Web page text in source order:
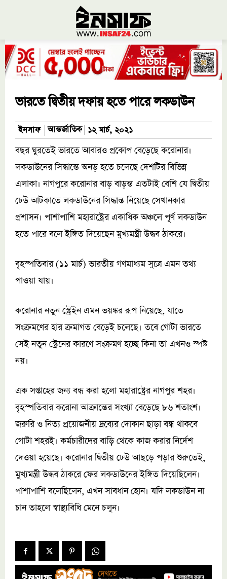
ভারতে দ্বিতীয় দফায় হতে পারে লকডাউন
ইনসাফ আন্তর্জাতিক ১২ মার্চ, ২০২১
বছর ঘুরতেই ভারতে আবারও প্রকোপ বেড়েছে করোনার।
লকডাউনের সিদ্ধান্তে অনড় হতে চলেছে দেশটির বিভিন্ন
এলাকা। নাগপুরে করোনার বাড় বাড়ন্ত এতটাই বেশি যে দ্বিতীয়
ঢেউ আটকাতে লকডাউনের সিদ্ধান্ত নিয়েছে সেখানকার
প্রশাসন। পাশাপাশি মহারাষ্ট্রের একাধিক অঞ্চলে পূর্ণ লকডাউন
হতে পারে বলে ইঙ্গিত দিয়েছেন মুখ্যমন্ত্রী উদ্ধব ঠাকরে।
বৃহস্পতিবার (১১ মার্চ) ভারতীয় গণমাধ্যম সুত্রে এমন তথ্য
পাওয়া যায়।
করোনার নতুন স্ট্রেইন এমন ভয়ঙ্কর রূপ নিয়েছে, যাতে
সংক্রমণের হার ক্রমাগত বেড়েই চলেছে। তবে গোটা ভারতে
সেই নতুন স্ট্রেনের কারণে সংক্রমণ হচ্ছে কিনা তা এখনও স্পষ্ট
নয়।
এক সপ্তাহের জন্য বন্ধ করা হলো মহারাষ্ট্রের নাগপুর শহর।
বৃহস্পতিবার করোনা আক্রান্তের সংখ্যা বেড়েছে ৮৬ শতাংশ।
জরুরি ও নিত্য প্রয়োজনীয় দ্রব্যের দোকান ছাড়া বন্ধ থাকবে
গোটা শহরই। কর্মচারীদের বাড়ি থেকে কাজ করার নির্দেশ
দেওয়া হয়েছে। করোনার দ্বিতীয় ঢেউ আছড়ে পড়ার শুরুতেই,
মুখ্যমন্ত্রী উদ্ধব ঠাকরে ফের লকডাউনের ইঙ্গিত দিয়েছিলেন।
পাশাপাশি বলেছিলেন, এখন সাবধান হোন। যদি লকডাউন না
চান তাহলে স্বাস্থ্যবিধি মেনে চলুন।